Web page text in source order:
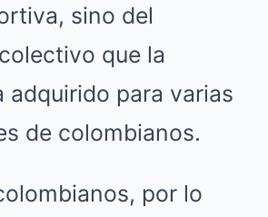
sino del
que la
adquirido para varias
de colombianos.
por lo